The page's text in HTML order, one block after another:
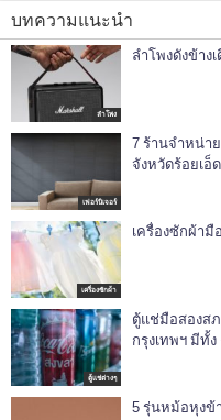
บทความแนะนำ
ลำโพง
ลำโพงดังข้าง
เฟอร์นิเจอร์
7 ร้านจำหน่า
จังหวัดร้อยเอ็ด
เครื่องซักผ้า
เครื่องซักผ้า
ตู้แช่ต่างๆ
ตู้แช่มือสองส
กรุงเทพฯ มีทั้
5 รุ่นหม้อหุงข้